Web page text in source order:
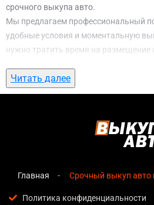
срочного выкупа авто.
Мы предлагаем профессиональный
удобные условия и моментальную
нужно тратить время на размещение
ожидание. С нами вы можете
массив, Киеввсего за 1 день.
срочный выкуп авто в
Мгновенная оценка—
озвучивается сразу после
Читать далее
Главная Срочный выкуп авто
Политика конфиденциальности